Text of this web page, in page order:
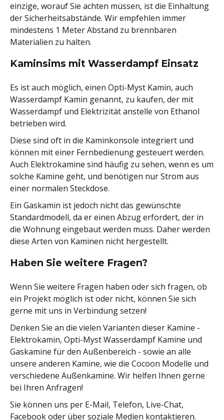
einzige, worauf Sie achten müssen, ist die Einhaltung
der Sicherheitsabstände. Wir empfehlen immer
mindestens 1 Meter Abstand zu brennbaren
Materialien zu halten.
Kaminsims mit Wasserdampf Einsatz
Es ist auch möglich, einen Opti-Myst Kamin, auch
Wasserdampf Kamin genannt, zu kaufen, der mit
Wasserdampf und Elektrizität anstelle von Ethanol
betrieben wird.
Diese sind oft in die Kaminkonsole integriert und
können mit einer Fernbedienung gesteuert werden.
Auch Elektrokamine sind häufig zu sehen, wenn es um
solche Kamine geht, und benötigen nur Strom aus
einer normalen Steckdose.
Ein Gaskamin ist jedoch nicht das gewünschte
Standardmodell, da er einen Abzug erfordert, der in
die Wohnung eingebaut werden muss. Daher werden
diese Arten von Kaminen nicht hergestellt.
Haben Sie weitere Fragen?
Wenn Sie weitere Fragen haben oder sich fragen, ob
ein Projekt möglich ist oder nicht, können Sie sich
gerne mit uns in Verbindung setzen!
Denken Sie an die vielen Varianten dieser Kamine -
Elektrokamin, Opti-Myst Wasserdampf Kamine und
Gaskamine für den Außenbereich - sowie an alle
unsere anderen Kamine, wie die Cocoon Modelle und
verschiedene Außenkamine. Wir helfen Ihnen gerne
bei Ihren Anfragen!
Sie können uns per E-Mail, Telefon, Live-Chat,
Facebook oder über soziale Medien kontaktieren.